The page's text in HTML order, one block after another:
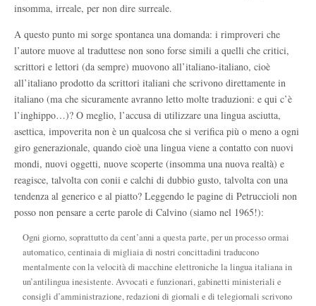
insomma, irreale, per non dire surreale.
A questo punto mi sorge spontanea una domanda: i rimproveri che
l’autore muove al traduttese non sono forse simili a quelli che critici,
scrittori e lettori (da sempre) muovono all’italiano-italiano, cioè
all’italiano prodotto da scrittori italiani che scrivono direttamente in
italiano (ma che sicuramente avranno letto molte traduzioni: e qui c’è
l’inghippo…)? O meglio, l’accusa di utilizzare una lingua asciutta,
asettica, impoverita non è un qualcosa che si verifica più o meno a ogni
giro generazionale, quando cioè una lingua viene a contatto con nuovi
mondi, nuovi oggetti, nuove scoperte (insomma una nuova realtà) e
reagisce, talvolta con conii e calchi di dubbio gusto, talvolta con una
tendenza al generico e al piatto? Leggendo le pagine di Petruccioli non
posso non pensare a certe parole di Calvino (siamo nel 1965!):
Ogni giorno, soprattutto da cent’anni a questa parte, per un processo ormai
automatico, centinaia di migliaia di nostri concittadini traducono
mentalmente con la velocità di macchine elettroniche la lingua italiana in
un’antilingua inesistente. Avvocati e funzionari, gabinetti ministeriali e
consigli d’amministrazione, redazioni di giornali e di telegiornali scrivono